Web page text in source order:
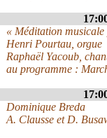
« Méditation
Henri Pourtau, orgue
Raphaël Yacoub,
au programme :
Dominique Breda
A. Clausse et D.